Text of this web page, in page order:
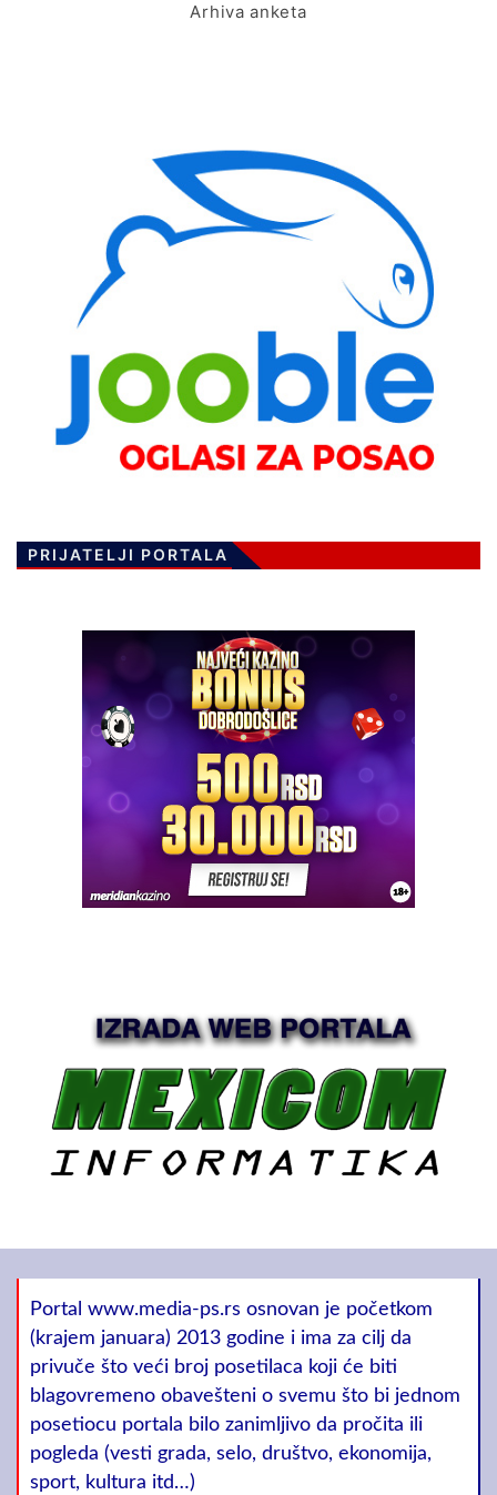
Arhiva anketa
PRIJATELJI PORTALA
Portal www.media-ps.rs osnovan je početkom
(krajem januara) 2013 godine i ima za cilj da
privuče što veći broj posetilaca koji će biti
blagovremeno obavešteni o svemu što bi jednom
posetiocu portala bilo zanimljivo da pročita ili
pogleda (vesti grada, selo, društvo, ekonomija,
sport, kultura itd…)